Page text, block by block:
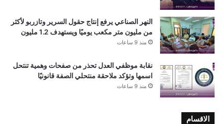
النهر الصناعي يرفع إنتاج حقول السرير وتازربو لأكثر
من مليون متر مكعب يوميًا ويستهدف 1.2 مليون
منذ 9 ساعات
نقابة موظفي العدل تحذر من صفحات وهمية تنتحل
اسمها وتؤكد ملاحقة منتحلي الصفة قانونيًا
منذ 9 ساعات
الاقسام